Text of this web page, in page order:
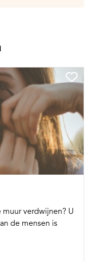
verdwijnen? U
de mensen is